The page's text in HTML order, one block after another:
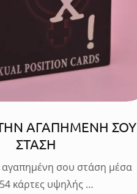
ΑΓΑΠΗΜΕΝΗ ΣΟΥ
ΣΤΑΣΗ
σου στάση μέσα
κάρτες υψηλής …